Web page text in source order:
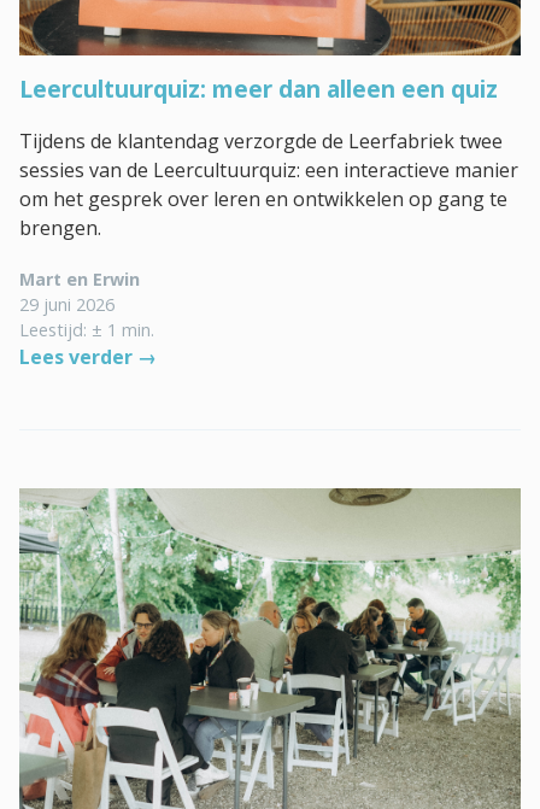
Leercultuurquiz: meer dan alleen een quiz
Tijdens de klantendag verzorgde de Leerfabriek twee
sessies van de Leercultuurquiz: een interactieve manier
om het gesprek over leren en ontwikkelen op gang te
brengen.
Mart en Erwin
29 juni 2026
Leestijd: ± 1 min.
Lees verder →